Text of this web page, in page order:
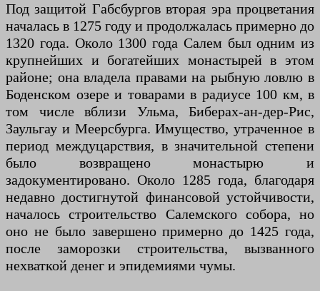
Под защитой Габсбургов вторая эра процветания
началась в 1275 году и продолжалась примерно до
1320 года. Около 1300 года Салем был одним из
крупнейших и богатейших монастырей в этом
районе; она владела правами на рыбную ловлю в
Боденском озере и товарами в радиусе 100 км, в
том числе вблизи Ульма, Биберах-ан-дер-Рис,
Заульгау и Меерсбурга. Имущество, утраченное в
период междуцарствия, в значительной степени
было возвращено монастырю и
задокументировано. Около 1285 года, благодаря
недавно достигнутой финансовой устойчивости,
началось строительство Салемского собора, но
оно не было завершено примерно до 1425 года,
после заморозки строительства, вызванного
нехваткой денег и эпидемиями чумы.